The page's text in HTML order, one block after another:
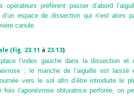
préfèrent passer d’abord
espace de dissection qui n’est alors
canule.
(fig. 23.11 à 23.13)
l’index gauche dans la dissection et
; le manche de l’aiguille est laissé
vers le sol afin d’être introduite le
fois l’aponévrose obturatrice perforée, on